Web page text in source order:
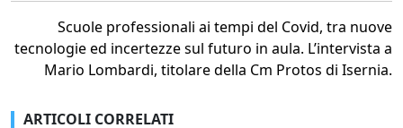
Scuole professionali ai tempi del Covid, tra nuove
tecnologie ed incertezze sul futuro in aula. L’intervista a
Mario Lombardi, titolare della Cm Protos di Isernia.
ARTICOLI CORRELATI